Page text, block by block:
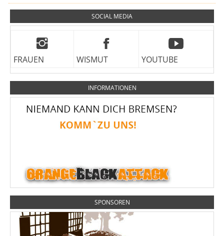
SOCIAL MEDIA
FRAUEN WISMUT YOUTUBE
INFORMATIONEN
SPONSOREN